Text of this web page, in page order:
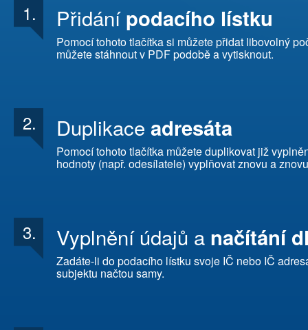
1. Přidánípodacího lístku
Pomocí tohoto tlačítka si můžete přidat libovolný
můžete stáhnout v PDF podobě a vytisknout.
2. Duplikace adresáta
Pomocí tohoto tlačítka můžete duplikovat již
hodnoty (např. odesílatele) vyplňovat znovu a
3. Vyplnění údajů a načítání
Zadáte-li do podacího lístku svoje IČ nebo IČ
subjektu načtou samy.